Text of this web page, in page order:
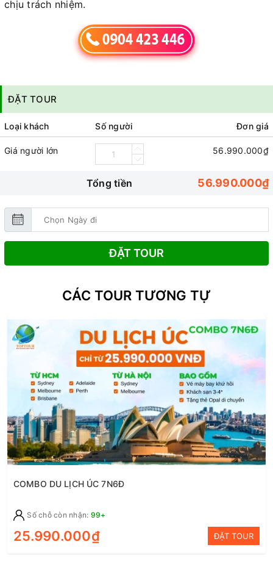
chịu trách nhiệm.
ĐẶT TOUR
Loại khách Số người Đơn giá
Giá người lớn 56.990.000₫
Tổng tiền 56.990.000₫
ĐẶT TOUR
CÁC TOUR TƯƠNG TỰ
COMBO DU LỊCH ÚC 7N6Đ
Số chỗ còn nhận: 99+
25.990.000₫ ĐẶT TOUR